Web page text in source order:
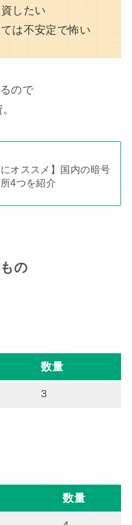
したい
は不安定で怖い
ので
にオススメ】国内の暗号
4つを紹介
の
数量
3
数量